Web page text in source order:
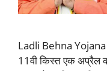
Ladli Behna Yojana
11वी किस्त एक अप्रैल